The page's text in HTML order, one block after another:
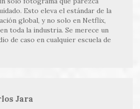
Esto eleva el estándar de la
global, y no solo en Netflix,
toda la industria. Se merece un
de caso en cualquier escuela de
Jara